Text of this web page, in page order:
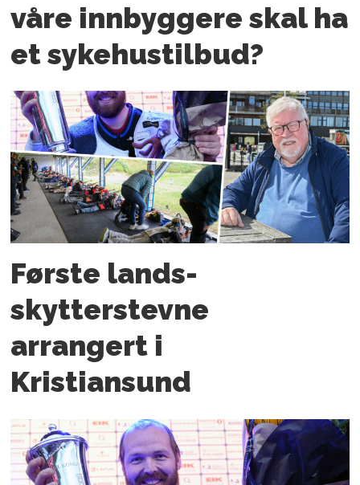
våre innbyggere skal ha
et sykehustilbud?
Første lands­
skytterstevne
arrangert i
Kristiansund